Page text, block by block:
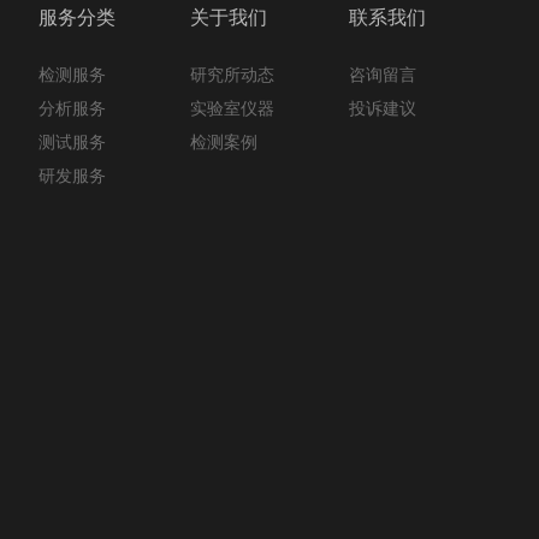
服务分类
检测服务
分析服务
测试服务
研发服务
关于我们
研究所动态
实验室仪器
检测案例
联系我们
咨询留言
投诉建议